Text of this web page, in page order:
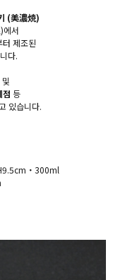
(美濃焼)
에서
제조된
다.
점 등
있습니다.
・300ml